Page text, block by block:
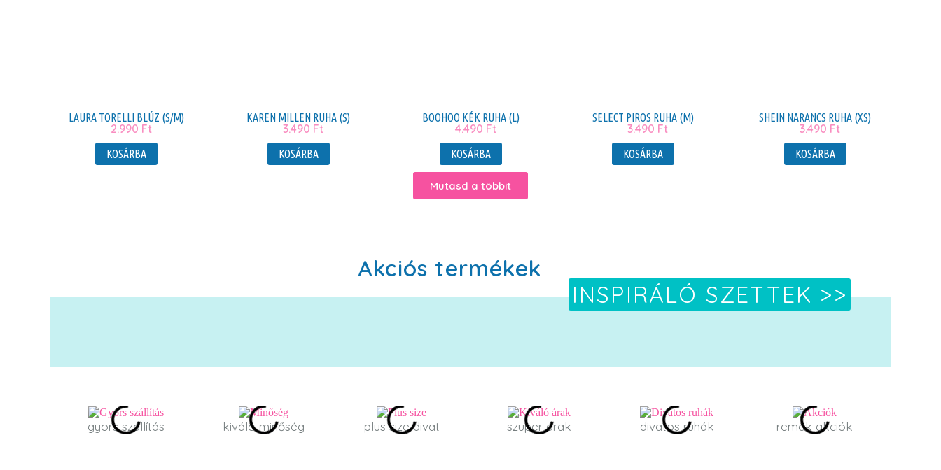
LAURA TORELLI BLÚZ (S/M)
2.990 Ft
KOSÁRBA
KAREN MILLEN RUHA (S)
3.490 Ft
KOSÁRBA
BOOHOO KÉK RUHA (L)
4.490 Ft
KOSÁRBA
SELECT PIROS RUHA (M)
3.490 Ft
KOSÁRBA
SHEIN NARANCS RUHA (XS)
3.490 Ft
KOSÁRBA
Mutasd a többit
Akciós termékek
gyors szállítás kiváló minőség plus size divat szuper árak divatos ruhák remek akciók
INSPIRÁLÓ SZETTEK >>